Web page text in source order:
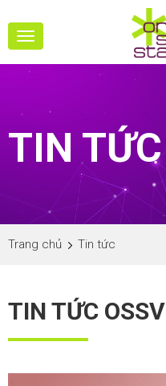
Toggle
navigation
TIN TỨC
Trang chủ Tin tức
TIN TỨC OSSV